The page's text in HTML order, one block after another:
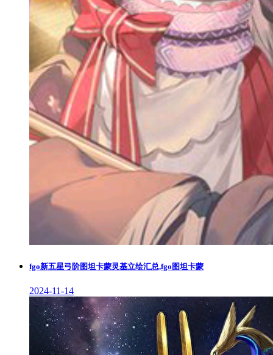
fgo新五星弓阶图坦卡蒙灵基立绘汇总,fgo图坦卡蒙
2024-11-14